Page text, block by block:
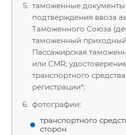
таможенные документы
подтверждения ввоза
Таможенного Союза
таможенный
Пассажирская
или CMR;
транспортного
регистрации*;
фотографии:
транспортного
сторон